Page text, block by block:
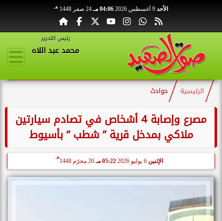
الأحد 04:06 مـ 24 صفر 1448 هـ
رئيس التحرير
محمد عبد اللاه
الرئيسية حوادث
مصرع وإصابة 4 أشخاص في تصادم سيارتين
ملاكي بمدخل قرية ” شطب ” بأسيوط
الإثنين 6 يوليو 2026 05:22 مـ 20 محرّم 1448
هـ